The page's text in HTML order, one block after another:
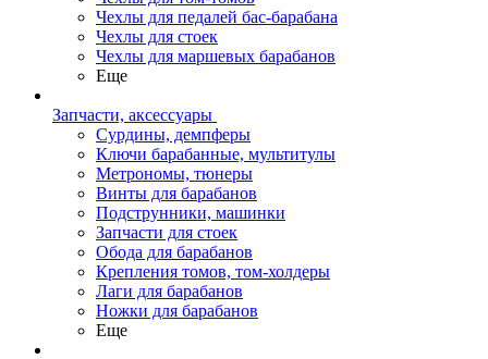
Чехлы для педалей бас-барабана
Чехлы для стоек
Чехлы для маршевых барабанов
Еще
Запчасти, аксессуары
Сурдины, демпферы
Ключи барабанные, мультитулы
Метрономы, тюнеры
Винты для барабанов
Подструнники, машинки
Запчасти для стоек
Обода для барабанов
Крепления томов, том-холдеры
Лаги для барабанов
Ножки для барабанов
Еще